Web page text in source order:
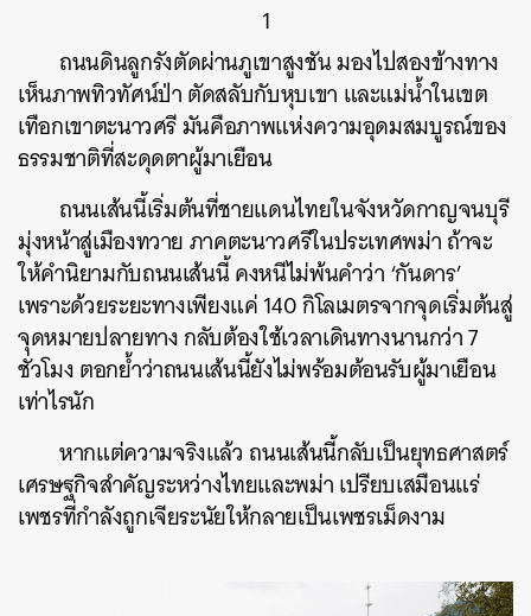
1
ถนนดินลูกรังตัดผ่านภูเขาสูงชัน​ มองไปสองข้างทาง
เห็นภาพทิวทัศน์ป่า​ ตัดสลับกับหุบเขา​ และแม่น้ำ​ในเขต
เทือกเขาตะนาวศรี​ มันคือภาพแห่งความอุดมสมบูรณ์​ของ
ธรรมชาติที่สะดุดตาผู้มาเยือน​
ถนนเส้นนี้เริ่มต้นที่ชายแดนไทย​ในจังหวัดกาญจนบุรี
มุ่งหน้าสู่เมืองทวาย ภาคตะนาวศรีในประเทศพม่า ถ้าจะ
ให้คำนิยามกับถนนเส้นนี้ คงหนีไม่พ้นคำว่า ‘กันดาร’
เพราะด้วยระยะทางเพียงแค่ 140 กิโลเมตรจากจุดเริ่มต้นสู่
จุดหมายปลายทาง กลับต้องใช้เวลาเดินทางนานกว่า 7
ชั่วโมง ตอกย้ำว่าถนนเส้นนี้ยังไม่พร้อมต้อนรับผู้มาเยือน
เท่าไรนัก
หากแต่ความจริงแล้ว​ ถนนเส้นนี้กลับเป็นยุทธศาสตร์
เศรษฐกิจสำคัญระหว่างไทยและพม่า เปรียบเสมือนแร่
เพชรที่กำลังถูกเจียระนัยให้กลายเป็นเพชรเม็ดงาม